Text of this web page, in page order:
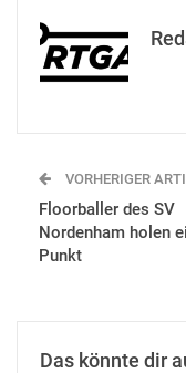
VORHERIGER
Floorballer des SV
Nordenham holen
Punkt
Das könnte dir